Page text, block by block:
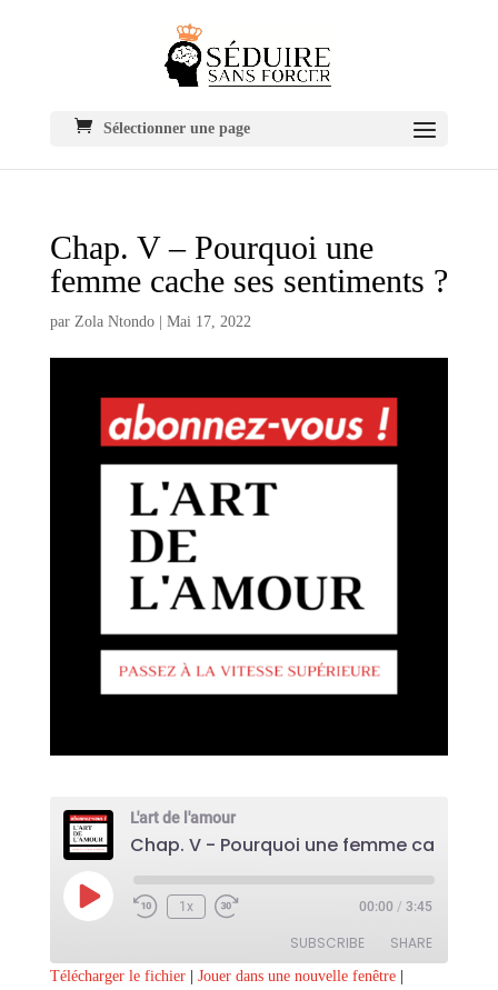
Sélectionner une page
Chap. V – Pourquoi une
femme cache ses sentiments ?
par Zola Ntondo| Mai 17, 2022
L'art de l'amour
Play
Episode
1x 00:00 / 3:45
SUBSCRIBE SHARE
Télécharger le fichier| Jouer dans une nouvelle fenêtre|